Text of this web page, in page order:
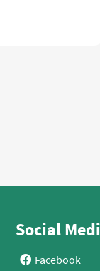
Social
Facebook